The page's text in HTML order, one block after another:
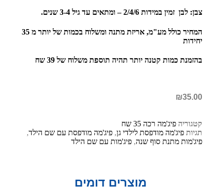
צבן: לבן זמין במידות 2/4/6 – ומתאים עד גיל 3-4 שנים.
המחיר כולל מע"מ, אריזת מתנה ומשלוח בכמות של יותר מ 35
יחידות
בהזמנת כמות קטנה יותר תהיה תוספת משלוח של 39 שח
₪35.00
קטגוריה פיג'מה רכה 35 שח
תגיות פיג'מה מודפסת לילדי גן, פיג'מה מודפסת עם שם הילד,
פיג'מות מתנת סוף שנה, פיג'מות עם שם הילד
מוצרים דומים